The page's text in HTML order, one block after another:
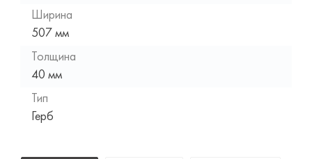
Ширина
507 мм
Толщина
40 мм
Тип
Герб